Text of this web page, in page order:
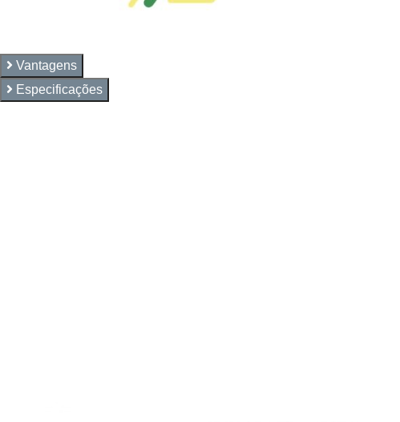
Vantagens
Especificações